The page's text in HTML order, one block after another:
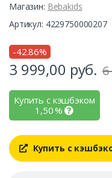
Магазин: Bebakids
Артикул: 4229750000207
-42.86%
3 999,00 руб. 6
Купить с кэшбэком
1,50%
Купить с